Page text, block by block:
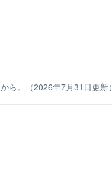
ら。（2026年7月31日更新）